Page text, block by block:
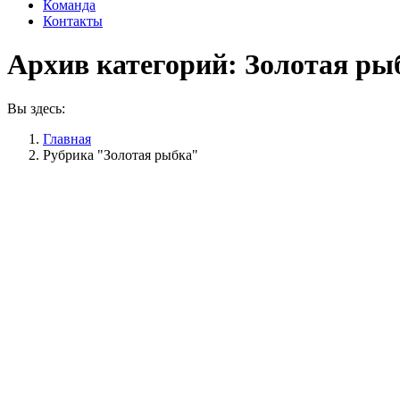
Команда
Контакты
Архив категорий: Золотая
Вы здесь:
Главная
Рубрика "Золотая рыбка"